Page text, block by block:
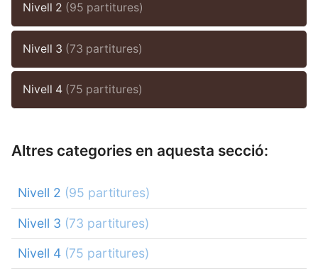
Nivell 2 (95 partitures)
Nivell 3 (73 partitures)
Nivell 4 (75 partitures)
Altres categories en aquesta secció:
Nivell 2 (95 partitures)
Nivell 3 (73 partitures)
Nivell 4 (75 partitures)